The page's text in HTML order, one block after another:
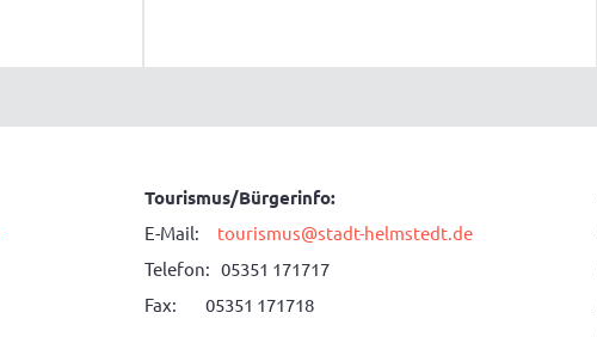
Tourismus/Bürgerinfo:
E-Mail: tourismus@stadt-helmstedt.de
Telefon: 05351 171717
Fax: 05351 171718